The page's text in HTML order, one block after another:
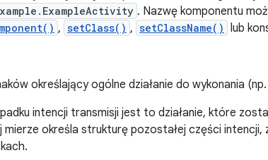
. Nazwę komponentu
, setClass() , setClassName() lub
określający ogólne działanie do wykonania (np.
intencji transmisji jest to działanie, które
mierze określa strukturę pozostałej części